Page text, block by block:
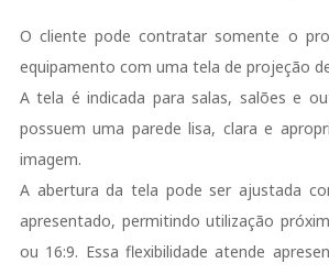
O cliente pode contratar somente o
equipamento com uma tela de projeção
A tela é indicada para salas, salões e
possuem uma parede lisa, clara e
imagem.
A abertura da tela pode ser ajustada
apresentado, permitindo utilização
ou 16:9. Essa flexibilidade atende